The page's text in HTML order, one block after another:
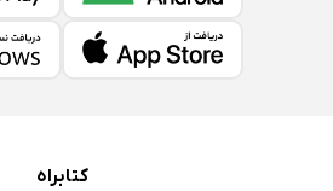
کتابراه